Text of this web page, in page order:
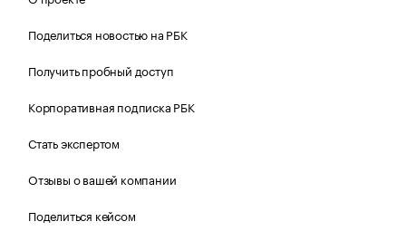
Поделиться новостью на РБК
Получить пробный доступ
Корпоративная подписка РБК
Стать экспертом
Отзывы о вашей компании
Поделиться кейсом